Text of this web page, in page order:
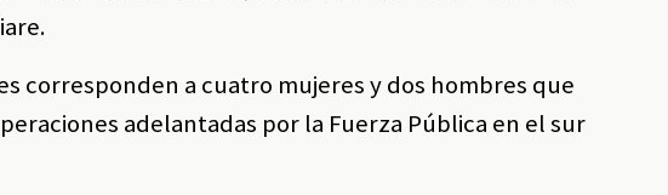
corresponden a cuatro mujeres y dos hombres que
adelantadas por la Fuerza Pública en el sur